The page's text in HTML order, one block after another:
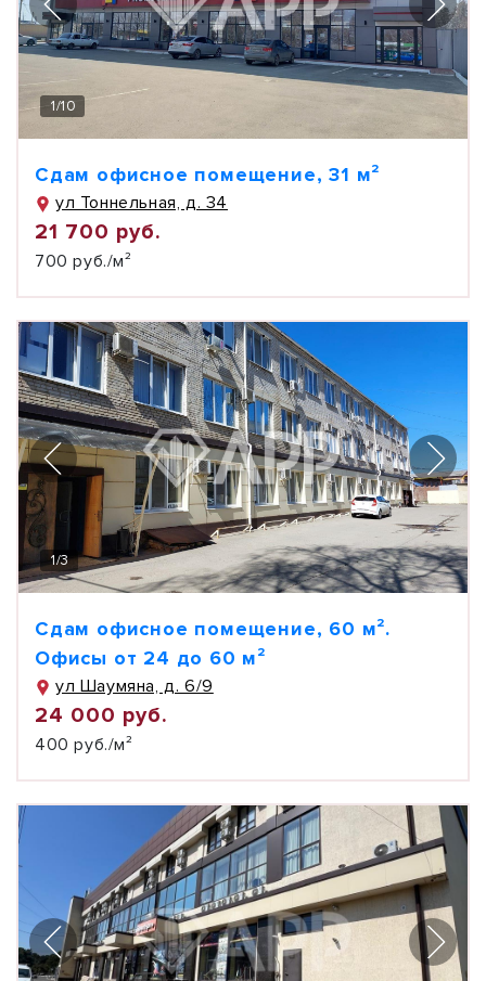
1/10
Сдам офисное помещение, 31 м²
ул Тоннельная, д. 34
21 700 руб.
700 руб./м²
1/3
Сдам офисное помещение, 60 м².
Офисы от 24 до 60 м²
ул Шаумяна, д. 6/9
24 000 руб.
400 руб./м²